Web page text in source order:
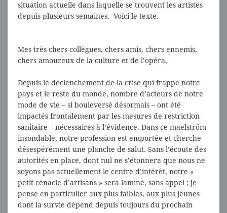
situation actuelle dans laquelle se trouvent les artistes
depuis plusieurs semaines. Voici le texte.
Mes très chers collègues, chers amis, chers ennemis,
chers amoureux de la culture et de l’opéra,
Depuis le déclenchement de la crise qui frappe notre
pays et le reste du monde, nombre d’acteurs de notre
mode de vie – si bouleversé désormais – ont été
impactés frontalement par les mesures de restriction
sanitaire – nécessaires à l’évidence. Dans ce maelström
insondable, notre profession est emportée et cherche
désespérément une planche de salut. Sans l’écoute des
autorités en place, dont nul ne s’étonnera que nous ne
soyons pas actuellement le centre d’intérêt, notre «
petit cénacle d’artisans » sera laminé, sans appel ; je
pense en particulier aux plus faibles, aux plus jeunes
dont la survie dépend depuis toujours du prochain